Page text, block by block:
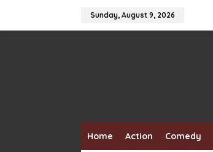
Sunday, August 9, 2026
Home Action Comedy